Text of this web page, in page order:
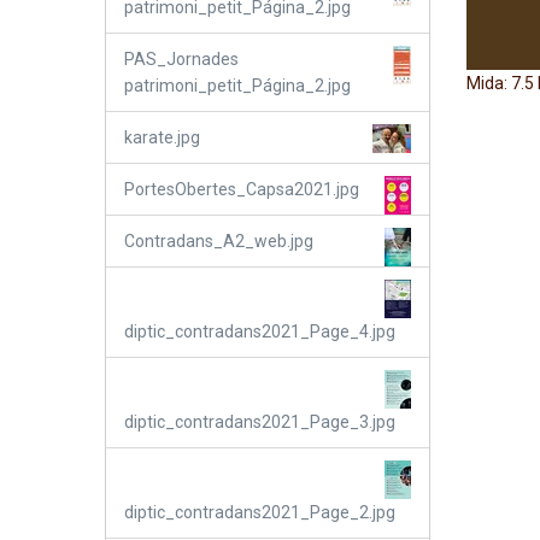
patrimoni_petit_Página_2.jpg
PAS_Jornades
patrimoni_petit_Página_2.jpg
karate.jpg
PortesObertes_Capsa2021.jpg
Contradans_A2_web.jpg
diptic_contradans2021_Page_4.jpg
diptic_contradans2021_Page_3.jpg
diptic_contradans2021_Page_2.jpg
Feu clic
Mida: 7.5